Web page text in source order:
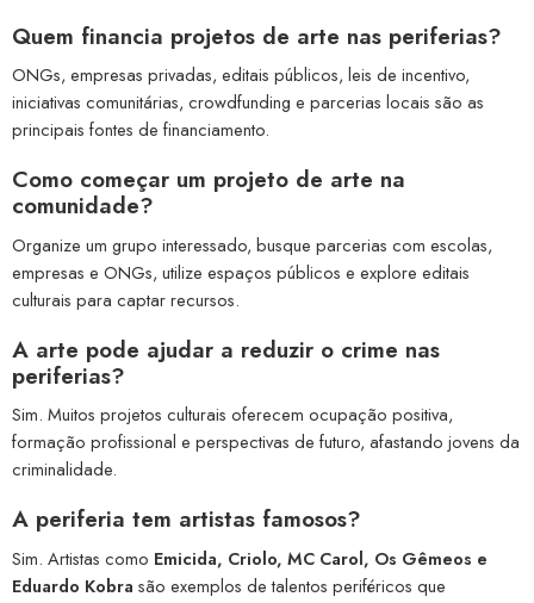
Quem financia projetos de arte nas periferias?
ONGs, empresas privadas, editais públicos, leis de incentivo,
iniciativas comunitárias, crowdfunding e parcerias locais são as
principais fontes de financiamento.
Como começar um projeto de arte na
comunidade?
Organize um grupo interessado, busque parcerias com escolas,
empresas e ONGs, utilize espaços públicos e explore editais
culturais para captar recursos.
A arte pode ajudar a reduzir o crime nas
periferias?
Sim. Muitos projetos culturais oferecem ocupação positiva,
formação profissional e perspectivas de futuro, afastando jovens da
criminalidade.
A periferia tem artistas famosos?
Sim. Artistas como Emicida, Criolo, MC Carol, Os Gêmeos e
Eduardo Kobra são exemplos de talentos periféricos que